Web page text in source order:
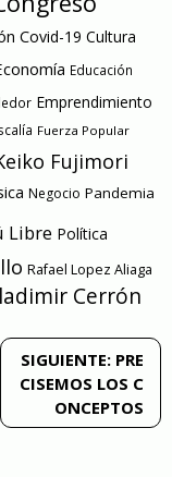
Covid-19 Cultura
Educación
Emprendimiento
Fuerza Popular
Fujimori
Negocio Pandemia
Libre Política
Rafael Lopez Aliaga
Cerrón
SIGUIENTE: PRE
CISEMOS LOS C
ONCEPTOS